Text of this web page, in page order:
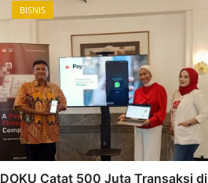
BISNIS
DOKU Catat 500 Juta Transaksi di